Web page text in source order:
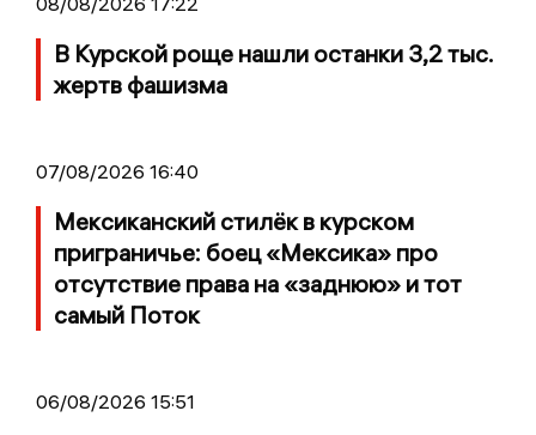
В Курской роще нашли останки 3,2 тыс.
жертв фашизма
07/08/2026 16:40
Мексиканский стилёк в курском
приграничье: боец «Мексика» про
отсутствие права на «заднюю» и тот
самый Поток
06/08/2026 15:51